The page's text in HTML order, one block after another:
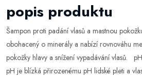
popis produktu
Šampon proti padání vlasů a mastnou
obohacený o minerály a nabízí rovnováhu
pokožky hlavy a snížení vypadávání vlasů.
pH je blízká přirozenému pH lidské pleti a